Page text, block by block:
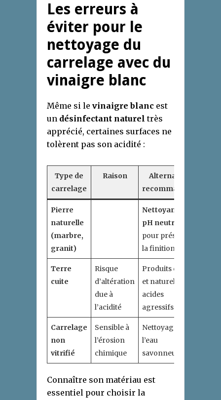
Les erreurs à
éviter pour le
nettoyage du
carrelage avec du
vinaigre blanc
Même si le vinaigre blanc est
un désinfectant naturel très
apprécié, certaines surfaces ne
tolèrent pas son acidité :
Type de
carrelage
Raison
Alternative
recommandée
Pierre
naturelle
(marbre,
granit)
Nettoyants au
pH neutre
pour préserver
la finition
Terre
cuite
Risque
d’altération
due à
l’acidité
Produits doux
et naturels sans
acides
agressifs
Carrelage
non
vitrifié
Sensible à
l’érosion
chimique
Nettoyage à
l’eau
savonneuse
Connaître son matériau est
essentiel pour choisir la